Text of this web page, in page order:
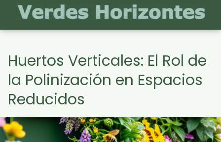
Huertos Verticales: El Rol de
la Polinización en Espacios
Reducidos